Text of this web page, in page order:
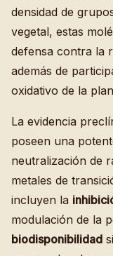
densidad de
vegetal, estas
defensa contra la
además de
oxidativo de la
La evidencia
poseen una
neutralización de
metales de
incluyen la
modulación de la
biodisponibilidad